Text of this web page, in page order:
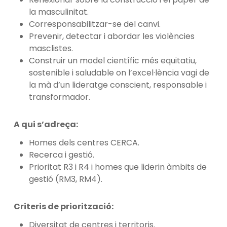
la masculinitat.
Corresponsabilitzar-se del canvi.
Prevenir, detectar i abordar les violències
masclistes.
Construir un model científic més equitatiu,
sostenible i saludable on l’excel·lència vagi de
la mà d’un lideratge conscient, responsable i
transformador.
A qui s’adreça:
Homes dels centres CERCA.
Recerca i gestió.
Prioritat R3 i R4 i homes que liderin àmbits de
gestió (RM3, RM4).
Criteris de priorització: